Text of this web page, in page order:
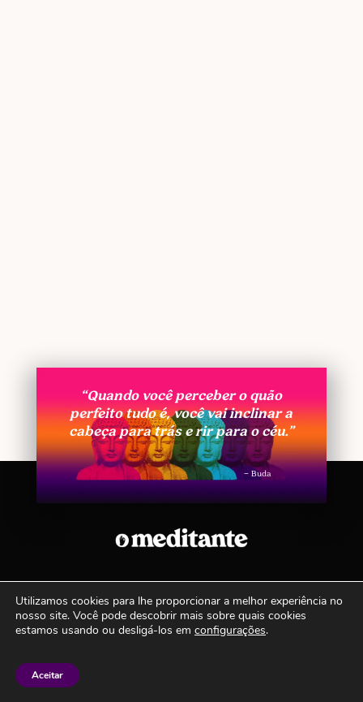
“Quando você perceber o quão
perfeito tudo é, você vai inclinar a
cabeça para trás e rir para o céu.”
– Buda
Copyright © 2020O Meditante· Todos os
direitos reservados · Política de privacidade
Utilizamos cookies para lhe proporcionar a melhor experiência no
nosso site. Você pode descobrir mais sobre quais cookies
estamos usando ou desligá-los em configurações.
Aceitar